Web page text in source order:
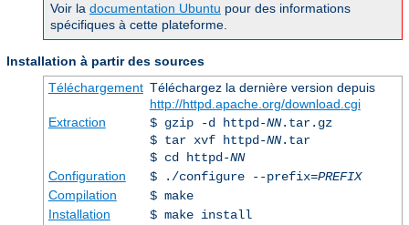
Voir la documentation Ubuntu pour des informations
spécifiques à cette plateforme.
Installation à partir des sources
Téléchargement Téléchargez la dernière version depuis
http://httpd.apache.org/download.cgi
Extraction
$ gzip -d httpd-NN.tar.gz
$ tar xvf httpd-NN.tar
$ cd httpd-NN
Configuration
$ ./configure --prefix=PREFIX
Compilation
$ make
Installation
$ make install